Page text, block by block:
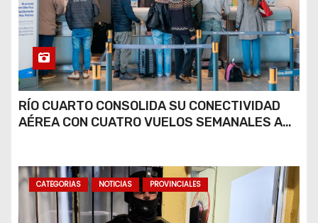
RÍO CUARTO CONSOLIDA SU CONECTIVIDAD
AÉREA CON CUATRO VUELOS SEMANALES A
CATEGORIAS NOTICIAS PROVINCIALES